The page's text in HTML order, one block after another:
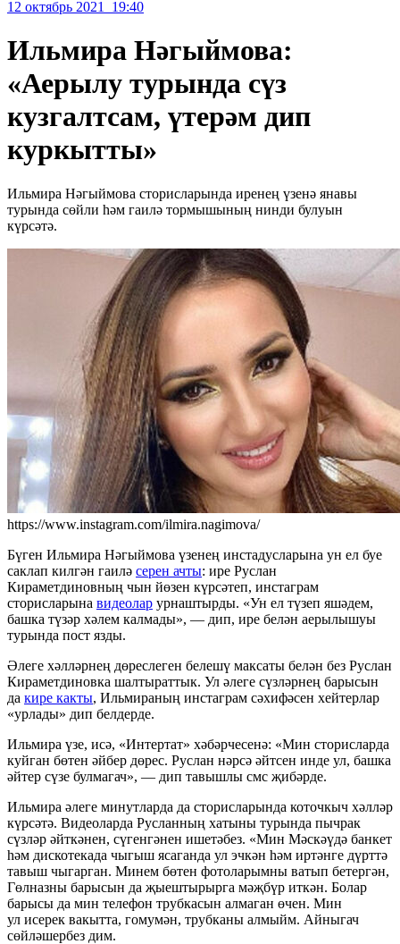
12 октябрь 2021 19:40
Ильмира Нәгыймова:
«Аерылу турында сүз
кузгалтсам, үтерәм дип
куркытты»
Ильмира Нәгыймова сторисларында иренең үзенә янавы
турында сөйли һәм гаилә тормышының нинди булуын
күрсәтә.
https://www.instagram.com/ilmira.nagimova/
Бүген Ильмира Нәгыймова үзенең инстадусларына ун ел буе
саклап килгән гаилә серен ачты: ире Руслан
Кираметдиновның чын йөзен күрсәтеп, инстаграм
сторисларына видеолар урнаштырды. «Ун ел түзеп яшәдем,
башка түзәр хәлем калмады», — дип, ире белән аерылышуы
турында пост язды.
Әлеге хәлләрнең дөреслеген белешү максаты белән без Руслан
Кираметдиновка шалтыраттык. Ул әлеге сүзләрнең барысын
да кире какты, Ильмираның инстаграм сәхифәсен хейтерлар
«урлады» дип белдерде.
Ильмира үзе, исә, «Интертат» хәбәрчесенә: «Мин сторисларда
куйган бөтен әйбер дөрес. Руслан нәрсә әйтсен инде ул, башка
әйтер сүзе булмагач», — дип тавышлы смс җибәрде.
Ильмира әлеге минутларда да сторисларында коточкыч хәлләр
күрсәтә. Видеоларда Русланның хатыны турында пычрак
сүзләр әйткәнен, сүгенгәнен ишетәбез. «Мин Мәскәүдә банкет
һәм дискотекада чыгыш ясаганда ул эчкән һәм иртәнге дүрттә
тавыш чыгарган. Минем бөтен фотоларымны ватып бетергән,
Гөлназны барысын да җыештырырга мәҗбүр иткән. Болар
барысы да мин телефон трубкасын алмаган өчен. Мин
ул исерек вакытта, гомумән, трубканы алмыйм. Айныгач
сөйләшербез дим.